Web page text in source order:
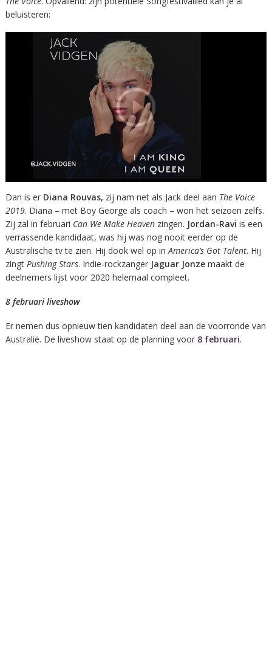
beluisteren:
Dan is er Diana Rouvas, zij nam net als Jack deel aan The Voice
2019. Diana – met Boy George als coach – won het seizoen zelfs.
Zij zal in februari Can We Make Heavenzingen. Jordan-Ravi is een
verrassende kandidaat, was hij was nog nooit eerder op de
Australische tv te zien. Hij dook wel op inAmerica’s Got Talent. Hij
zingt Pushing Stars. Indie-rockzanger Jaguar Jonzemaakt de
deelnemers lijst voor 2020 helemaal compleet.
8 februari liveshow
Er nemen dus opnieuw tien kandidaten deel aan de voorronde van
Australië. De liveshow staat op de planning voor 8 februari.